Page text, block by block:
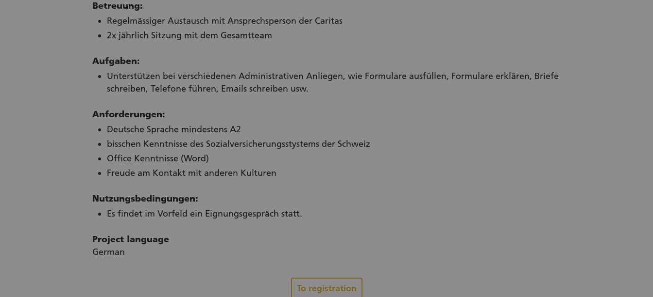
Betreuung:
Regelmässiger Austausch mit Ansprechsperson der Caritas
2x jährlich Sitzung mit dem Gesamtteam
Aufgaben:
Unterstützen bei verschiedenen Administrativen Anliegen, wie Formulare ausfüllen, Formulare erklären, Briefe
schreiben, Telefone führen, Emails schreiben usw.
Anforderungen:
Deutsche Sprache mindestens A2
bisschen Kenntnisse des Sozialversicherungsstystems der Schweiz
Office Kenntnisse (Word)
Freude am Kontakt mit anderen Kulturen
Nutzungsbedingungen:
Es findet im Vorfeld ein Eignungsgespräch statt.
Project language
German
To registration